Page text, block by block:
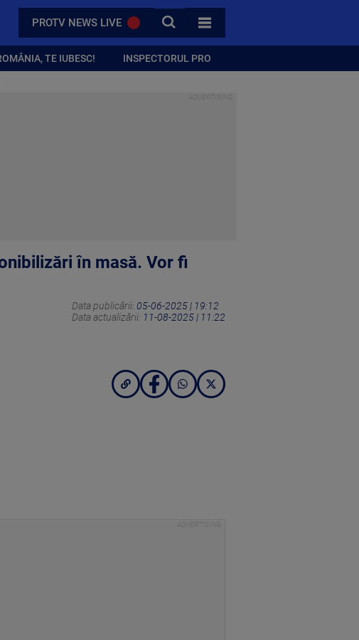
PROTV NEWS LIVE CAUTA
TOATE CATEGORIILE
TE IUBESC! INSPECTORUL PRO
în masă. Vor fi
Data publicării: 05-06-2025 | 19:12
Data actualizării: 11-08-2025 | 11:22